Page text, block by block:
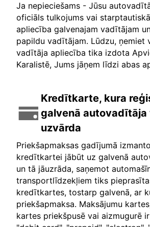
Ja nepieciešams - Jūsu
oficiāls tulkojums vai
apliecība galvenajam vadītājam
papildu vadītājam. Lūdzu, ņemiet
vadītāja apliecība tika izdota
Karalistē, Jums jāņem līdzi abas
Kredītkarte, kura
galvenā autovadītāja
uzvārda
Priekšapmaksas gadījumā
kredītkartei jābūt uz galvenā
un tā jāuzrāda, saņemot
transportlīdzekļiem tiks
kredītkartes, tostarp galvenā, ar
priekšapmaksa. Maksājumu
kartes priekšpusē vai aizmugurē